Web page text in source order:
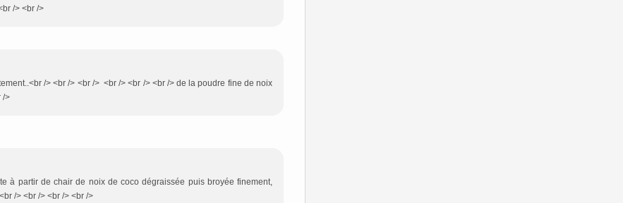
/> <br />
/> <br /> <br /> <br /> <br /> <br /> de la poudre fine de noix
/>
à partir de chair de noix de coco dégraissée puis broyée finement,
/> <br /> <br /> <br />